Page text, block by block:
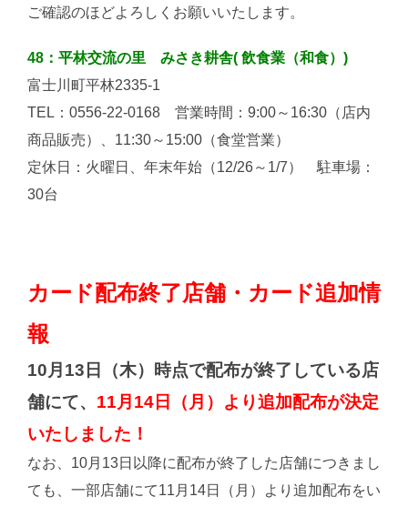
ご確認のほどよろしくお願いいたします。
48：平林交流の里 みさき耕舎( 飲食業（和食）)
富士川町平林2335-1
TEL：0556-22-0168 営業時間：9:00～16:30（店内
商品販売）、11:30～15:00（食堂営業）
定休日：火曜日、年末年始（12/26～1/7） 駐車場：
30台
カード配布終了店舗・カード追加情
報
10月13日（木）時点で配布が終了している店
舗にて、 11月14日（月）より追加配布が決定
いたしました！
なお、10月13日以降に配布が終了した店舗につきまし
ても、一部店舗にて11月14日（月）より追加配布をい